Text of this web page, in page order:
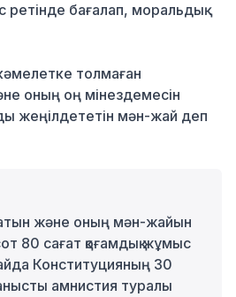
ретінде бағалап, моральдық
толмаған
оның оң мінездемесін
жеңілдететін мән-жай деп
және оның мән-жайын
80 сағат қоғамдық жұмыс
Конституцияның 30
амнистия туралы